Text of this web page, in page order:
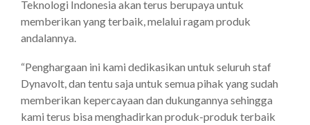
Teknologi Indonesia akan terus berupaya untuk
memberikan yang terbaik, melalui ragam produk
andalannya.
“Penghargaan ini kami dedikasikan untuk seluruh staf
Dynavolt, dan tentu saja untuk semua pihak yang sudah
memberikan kepercayaan dan dukungannya sehingga
kami terus bisa menghadirkan produk-produk terbaik